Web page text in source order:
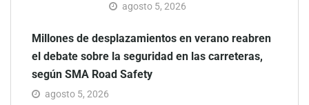
agosto 5, 2026
Millones de desplazamientos en verano reabren
el debate sobre la seguridad en las carreteras,
según SMA Road Safety
agosto 5, 2026